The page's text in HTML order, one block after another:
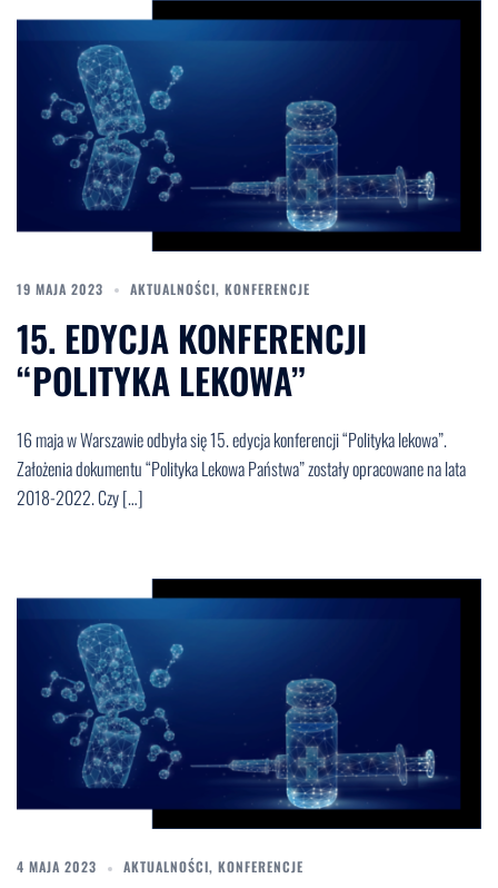
19 MAJA 2023 AKTUALNOŚCI, KONFERENCJE
15. EDYCJA KONFERENCJI
“POLITYKA LEKOWA”
16 maja w Warszawie odbyła się 15. edycja konferencji “Polityka lekowa”.
Założenia dokumentu “Polityka Lekowa Państwa” zostały opracowane na lata
2018-2022. Czy […]
4 MAJA 2023 AKTUALNOŚCI, KONFERENCJE